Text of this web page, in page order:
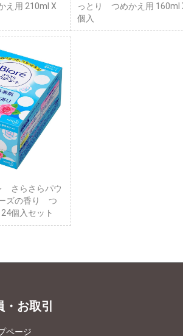
え用 210ml X
っとり つめかえ用 160ml
個入
さらさらパウ
ズの香り つ
個入セット
・お取引
ページ